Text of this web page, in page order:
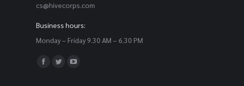
cs@hivecorps.com
Business hours:
Monday – Friday 9.30 AM – 6.30 PM
Find us on:
Facebook
Twitter